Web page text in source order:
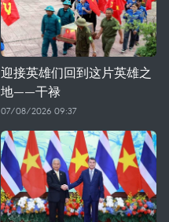
迎接英雄们回到这片英雄之
地——干禄
07/08/2026 09:37